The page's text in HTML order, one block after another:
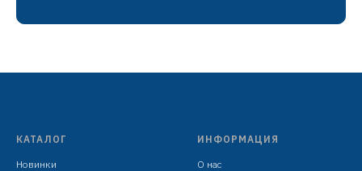
латунь
гибкая подводка: 450 мм в комплекте
крепёж: гайка
КАТАЛОГ
Новинки
ИНФОРМАЦИЯ
О нас